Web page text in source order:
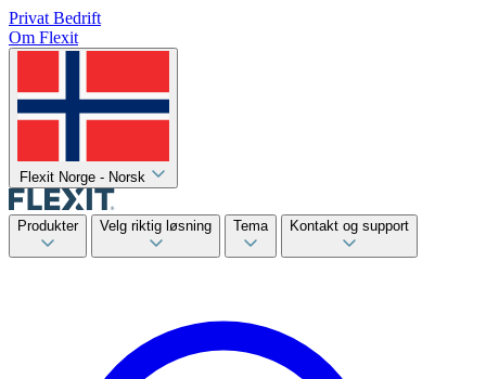
Privat Bedrift
Om Flexit
Flexit Norge - Norsk
Produkter Velg riktig løsning Tema Kontakt og support